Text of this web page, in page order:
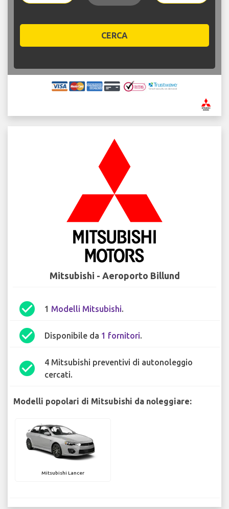
CERCA
Mitsubishi - Aeroporto Billund
check_circle 1 Modelli Mitsubishi.
check_circle Disponibile da 1 fornitori.
check_circle
4 Mitsubishi preventivi di autonoleggio
cercati.
Modelli popolari di Mitsubishi da noleggiare:
Mitsubishi Lancer